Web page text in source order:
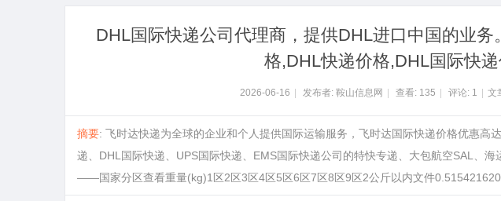
DHL国际快递公司代理商，提供DHL进口中国的业
格,DHL快递价格,DHL国际快
2026-06-16 发布者: 鞍山信息网 查看: 135 评论: 1 文
摘要: 飞时达快递为全球的企业和个人提供国际运输服务，飞时达国际快递价格优惠高
递、DHL国际快递、UPS国际快递、EMS国际快递公司的特快专递、大包航空SAL、
——国家分区查看重量(kg)1区2区3区4区5区6区7区8区9区2公斤以内文件